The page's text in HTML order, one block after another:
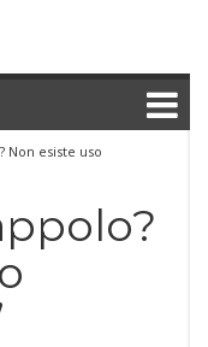
Non esiste uso